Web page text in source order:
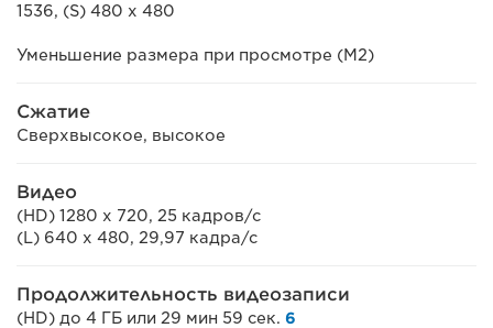
1536, (S) 480 x 480
Уменьшение размера при просмотре (M2)
Сжатие
Сверхвысокое, высокое
Видео
(HD) 1280 x 720, 25 кадров/с
(L) 640 x 480, 29,97 кадра/с
Продолжительность видеозаписи
(HD) до 4 ГБ или 29 мин 59 сек. 6